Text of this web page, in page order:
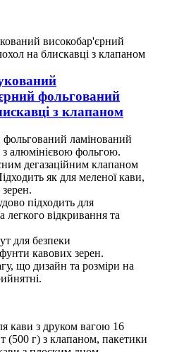
фольгований
з клапаном
ламінований
з алюмінієвою фольгою.
дегазаційним клапаном
як для меленої кави,
зерен.
підходить для
легкого відкривання та
для безпеки
кавових зерен.
що дизайн та розміри на